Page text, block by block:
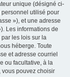
unique (désigné ci-
personnel utilisé pour
»), et une adresse
Les informations de
les lois sur la
héberge. Toute
et adresse courriel
ou facultative, à la
vous pouvez choisir